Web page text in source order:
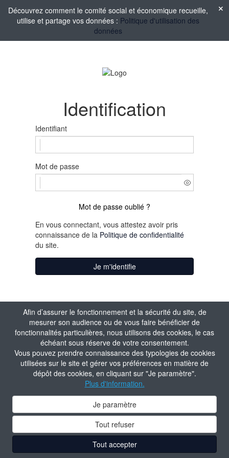
Afin d’assurer le fonctionnement et la sécurité du site, de
mesurer son audience ou de vous faire bénéficier de
fonctionnalités particulières, nous utilisons des cookies, le cas
échéant sous réserve de votre consentement.
Vous pouvez prendre connaissance des typologies de cookies
utilisées sur le site et gérer vos préférences en matière de
dépôt des cookies, en cliquant sur "Je paramètre".
Plus d'information.
Je paramètre
Tout refuser
Tout accepter
Découvrez comment le comité social et économique recueille,
utilise et partage vos données : Politique d'utilisation des
données
Identification
Identifiant
Mot de passe
Mot de passe oublié ?
En vous connectant, vous attestez avoir pris
connaissance de la Politique de confidentialité
du site.
Je m'identifie